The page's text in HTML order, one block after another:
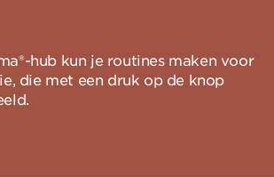
hub kun je routines maken voor
die met een druk op de knop